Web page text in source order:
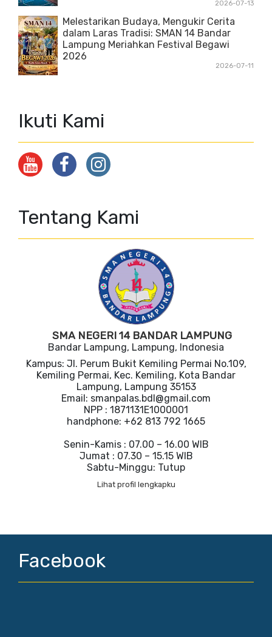
2026-07-13
Melestarikan Budaya, Mengukir Cerita
dalam Laras Tradisi: SMAN 14 Bandar
Lampung Meriahkan Festival Begawi
2026
2026-07-11
Ikuti Kami
Tentang Kami
SMA NEGERI 14 BANDAR LAMPUNG
Bandar Lampung, Lampung, Indonesia
Kampus: Jl. Perum Bukit Kemiling Permai No.109,
Kemiling Permai, Kec. Kemiling, Kota Bandar
Lampung, Lampung 35153
Email: smanpalas.bdl@gmail.com
NPP : 1871131E1000001
handphone: +62 813 792 1665
Senin-Kamis : 07.00 – 16.00 WIB
Jumat : 07.30 – 15.15 WIB
Sabtu-Minggu: Tutup
Lihat profil lengkapku
Facebook